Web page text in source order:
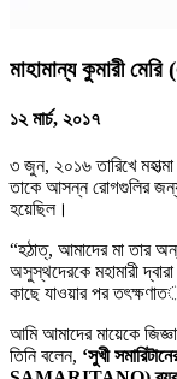
মাহামান্য কুমারী মেরি
১২ মার্চ, ২০১৭
৩ জুন, ২০১৬ তারিখে মহাত্মা
তাকে আসন্ন রোগগুলির জন্য
হয়েছিল।
“হঠাত্‌, আমাদের মা তার
অসুস্থদেরকে মহামারী
কাছে যাওয়ার পর
আমি আমাদের মায়েকে
তিনি বলেন, ‘সুখী